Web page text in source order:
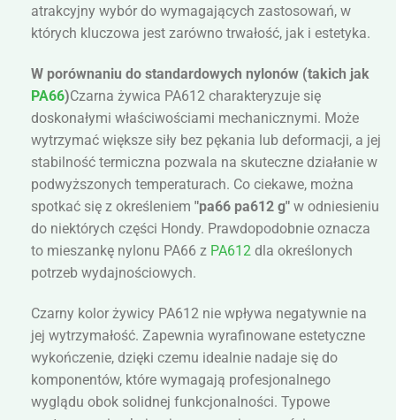
atrakcyjny wybór do wymagających zastosowań, w
których kluczowa jest zarówno trwałość, jak i estetyka.
W porównaniu do standardowych nylonów (takich jak
PA66)Czarna żywica PA612 charakteryzuje się
doskonałymi właściwościami mechanicznymi. Może
wytrzymać większe siły bez pękania lub deformacji, a jej
stabilność termiczna pozwala na skuteczne działanie w
podwyższonych temperaturach. Co ciekawe, można
spotkać się z określeniem "pa66 pa612 g" w odniesieniu
do niektórych części Hondy. Prawdopodobnie oznacza
to mieszankę nylonu PA66 z PA612 dla określonych
potrzeb wydajnościowych.
Czarny kolor żywicy PA612 nie wpływa negatywnie na
jej wytrzymałość. Zapewnia wyrafinowane estetyczne
wykończenie, dzięki czemu idealnie nadaje się do
komponentów, które wymagają profesjonalnego
wyglądu obok solidnej funkcjonalności. Typowe